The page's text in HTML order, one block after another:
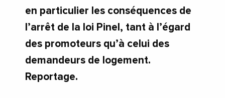
en particulier les conséquences de
l’arrêt de la loi Pinel, tant à l’égard
des promoteurs qu’à celui des
demandeurs de logement.
Reportage.